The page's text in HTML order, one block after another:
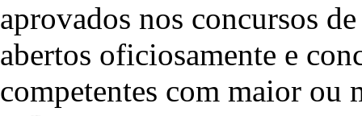
aprovados nos concursos
abertos oficiosamente e
competentes com maior ou